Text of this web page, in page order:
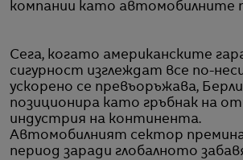
компании като автомобилните
Сега, когато американските
сигурност изглеждат все по-
ускорено се превъоръжава,
позиционира като гръбнак на
индустрия на континента.
Автомобилният сектор
период заради глобалното